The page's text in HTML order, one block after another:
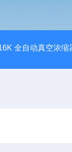
全自动真空浓缩